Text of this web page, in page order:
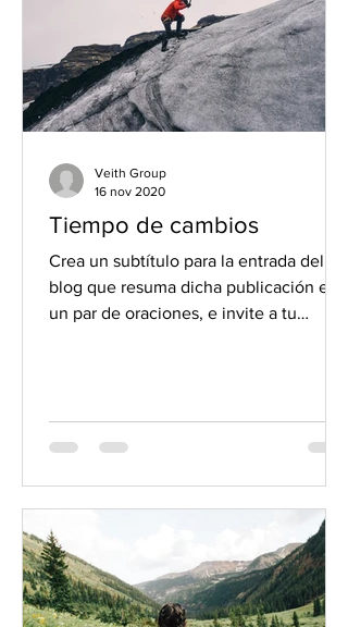
Tiempo de cambios
Crea un subtítulo para la entrada del
blog que resuma dicha publicación en
un par de oraciones, e invite a tu
Veith Group
16 nov 2020